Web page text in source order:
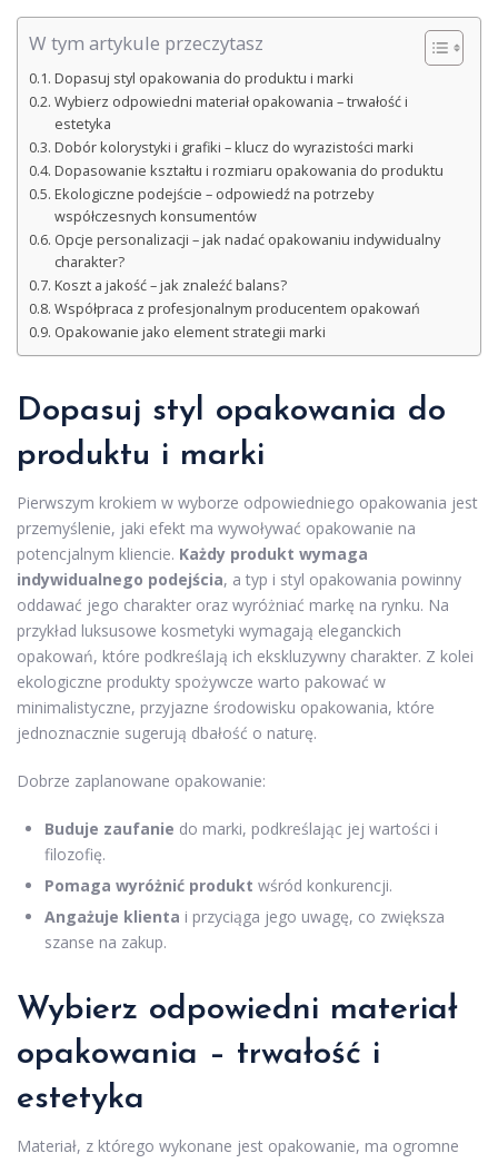
W tym artykule przeczytasz
Dopasuj styl opakowania do produktu i marki
Wybierz odpowiedni materiał opakowania – trwałość i
estetyka
Dobór kolorystyki i grafiki – klucz do wyrazistości marki
Dopasowanie kształtu i rozmiaru opakowania do produktu
Ekologiczne podejście – odpowiedź na potrzeby
współczesnych konsumentów
Opcje personalizacji – jak nadać opakowaniu indywidualny
charakter?
Koszt a jakość – jak znaleźć balans?
Współpraca z profesjonalnym producentem opakowań
Opakowanie jako element strategii marki
Dopasuj styl opakowania do
produktu i marki
Pierwszym krokiem w wyborze odpowiedniego opakowania jest
przemyślenie, jaki efekt ma wywoływać opakowanie na
potencjalnym kliencie. Każdy produkt wymaga
indywidualnego podejścia, a typ i styl opakowania powinny
oddawać jego charakter oraz wyróżniać markę na rynku. Na
przykład luksusowe kosmetyki wymagają eleganckich
opakowań, które podkreślają ich ekskluzywny charakter. Z kolei
ekologiczne produkty spożywcze warto pakować w
minimalistyczne, przyjazne środowisku opakowania, które
jednoznacznie sugerują dbałość o naturę.
Dobrze zaplanowane opakowanie:
Buduje zaufanie do marki, podkreślając jej wartości i
filozofię.
Pomaga wyróżnić produkt wśród konkurencji.
Angażuje klienta i przyciąga jego uwagę, co zwiększa
szanse na zakup.
Wybierz odpowiedni materiał
opakowania – trwałość i
estetyka
Materiał, z którego wykonane jest opakowanie, ma ogromne